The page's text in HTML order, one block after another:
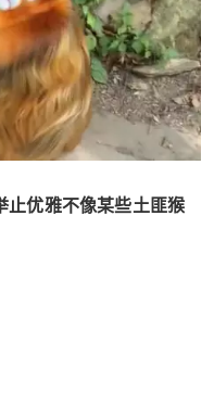
止优雅不像某些土匪猴